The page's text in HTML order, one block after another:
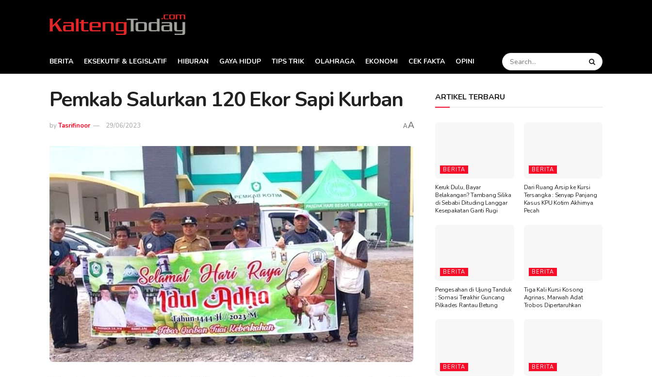
BERITA EKSEKUTIF & LEGISLATIF HIBURAN GAYA HIDUP TIPS TRIK OLAHRAGA EKONOMI CEK FAKTA OPINI
Pemkab Salurkan 120 Ekor Sapi Kurban
byTasrifinoor 29/06/2023 AA
ARTIKEL TERBARU
BERITA
Keruk Dulu, Bayar
Belakangan? Tambang Silika
di Sebabi Dituding Langgar
Kesepakatan Ganti Rugi
BERITA
Dari Ruang Arsip ke Kursi
Tersangka : Senyap Panjang
Kasus KPU Kotim Akhirnya
Pecah
BERITA
Pengesahan di Ujung Tanduk
: Somasi Terakhir Guncang
Pilkades Rantau Betung
BERITA
Tiga Kali Kursi Kosong
Agrinas, Marwah Adat
Trobos Dipertaruhkan
BERITA BERITA